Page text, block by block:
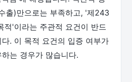
수출)만으로는 부족하고, '제243
적'이라는 주관적 요건이 반드
. 이 목적 요건의 입증 여부가
는 경우가 많습니다.